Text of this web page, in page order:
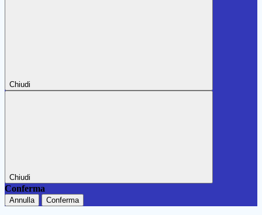
Chiudi
Chiudi
Conferma
Annulla Conferma